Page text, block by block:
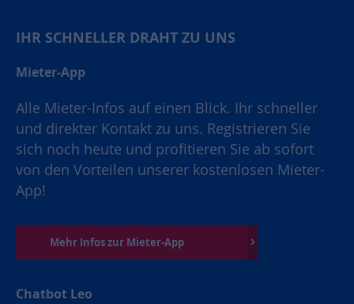
IHR SCHNELLER DRAHT ZU UNS
Mieter-App
Alle Mieter-Infos auf einen Blick. Ihr schneller
und direkter Kontakt zu uns. Registrieren Sie
sich noch heute und profitieren Sie ab sofort
von den Vorteilen unserer kostenlosen Mieter-
App!
Mehr Infos zur Mieter-App
Chatbot Leo